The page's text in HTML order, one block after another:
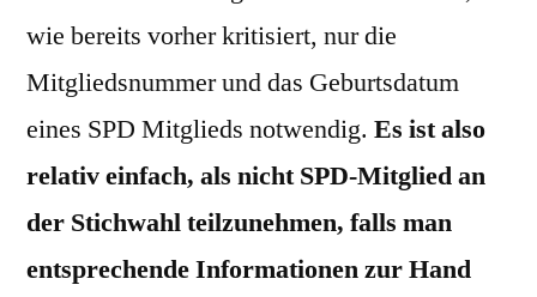
wie bereits vorher kritisiert, nur die
Mitgliedsnummer und das Geburtsdatum
eines SPD Mitglieds notwendig. Es ist also
relativ einfach, als nicht SPD-Mitglied an
der Stichwahl teilzunehmen, falls man
entsprechende Informationen zur Hand